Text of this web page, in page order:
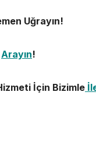
Uğrayın!
Arayın!
İçin Bizimle